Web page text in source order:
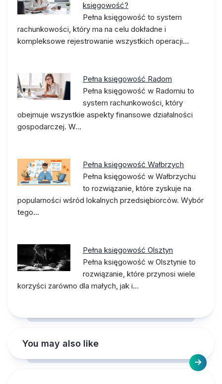
księgowość?
Pełna księgowość to system
rachunkowości, który ma na celu dokładne i
kompleksowe rejestrowanie wszystkich operacji…
Pełna księgowość Radom
Pełna księgowość w Radomiu to
system rachunkowości, który
obejmuje wszystkie aspekty finansowe działalności
gospodarczej. W…
Pełna księgowość Wałbrzych
Pełna księgowość w Wałbrzychu
to rozwiązanie, które zyskuje na
popularności wśród lokalnych przedsiębiorców. Wybór
tego…
Pełna księgowość Olsztyn
Pełna księgowość w Olsztynie to
rozwiązanie, które przynosi wiele
korzyści zarówno dla małych, jak i…
You may also like